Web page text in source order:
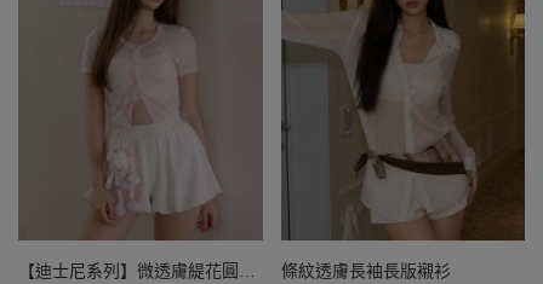
【迪士尼系列】微透膚緹花圓領
條紋透膚長袖長版襯衫